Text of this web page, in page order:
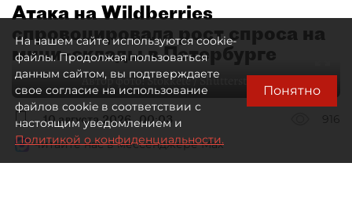
Атака на Wildberries
спровоцировала рост спроса на
мини–склады в Петербурге
Автор фото:Stokkete / Shutterstock / FOTODOM
10 августа 2026 00:03
916
Читайте нас в мессенджере Max
На нашем сайте используются cookie-
файлы. Продолжая пользоваться
данным сайтом, вы подтверждаете
свое согласие на использование
файлов cookie в соответствии с
настоящим уведомлением и
Политикой о конфиденциальности.
Понятно